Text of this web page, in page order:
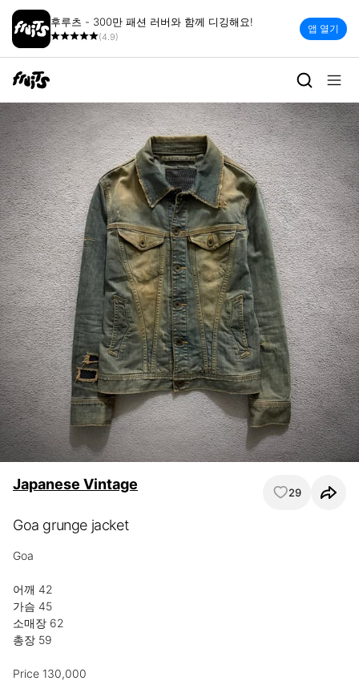
후루츠 - 300만 패션 러버와 함께 디깅해요!
(4.9)
앱 열기
Japanese Vintage 29
Goa grunge jacket
Goa
어깨 42
가슴 45
소매장 62
총장 59
Price 130,000